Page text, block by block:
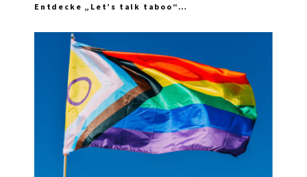
Entdecke „Let’s talk taboo“…